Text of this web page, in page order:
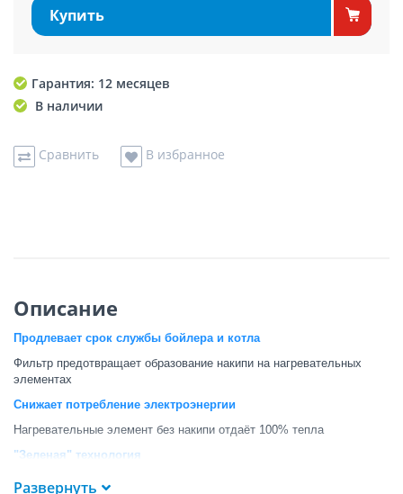
Купить
Гарантия: 12 месяцев
В наличии
Сравнить В избранное
Описание
Продлевает срок службы бойлера и котла
Фильтр предотвращает образование накипи на нагревательных
элементах
Снижает потребление электроэнергии
Нагревательные элемент без накипи отдаёт 100% тепла
"Зеленая" технология
Материал внутри картриджа не вызывает аллергию и безвреден
Развернуть